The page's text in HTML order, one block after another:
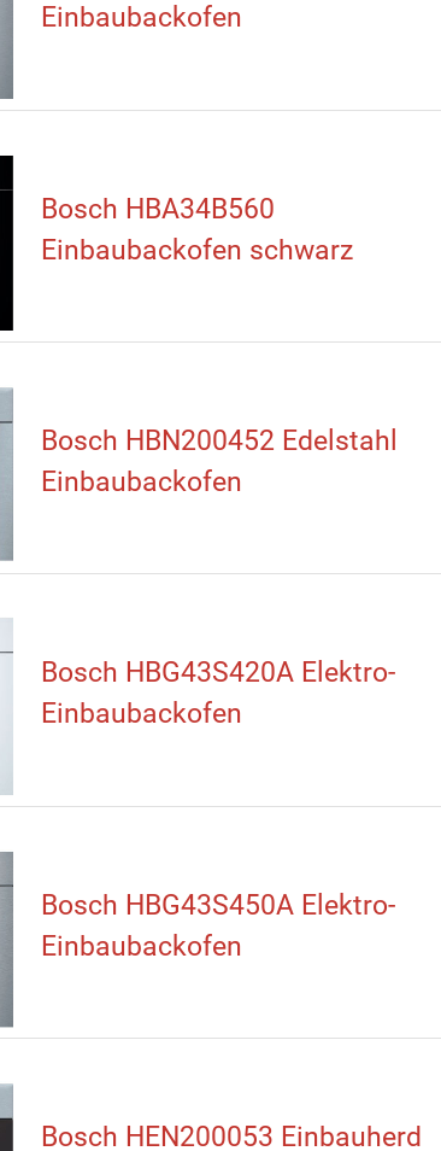
Einbaubackofen
Bosch HBA34B560
Einbaubackofen schwarz
Bosch HBN200452 Edelstahl
Einbaubackofen
Bosch HBG43S420A Elektro-
Einbaubackofen
Bosch HBG43S450A Elektro-
Einbaubackofen
Bosch HEN200053 Einbauherd